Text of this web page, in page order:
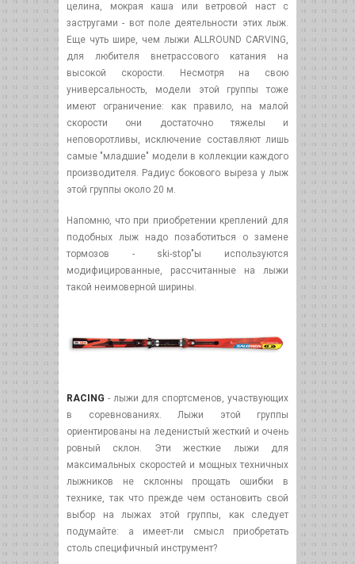
целина, мокрая каша или ветровой наст с
застругами - вот поле деятельности этих лыж.
Еще чуть шире, чем лыжи ALLROUND CARVING,
для любителя внетрассового катания на
высокой скорости. Несмотря на свою
универсальность, модели этой группы тоже
имеют ограничение: как правило, на малой
скорости они достаточно тяжелы и
неповоротливы, исключение составляют лишь
самые "младшие" модели в коллекции каждого
производителя. Радиус бокового выреза у лыж
этой группы около 20 м.
Напомню, что при приобретении креплений для
подобных лыж надо позаботиться о замене
тормозов - ski-stop"ы используются
модифицированные, рассчитанные на лыжи
такой неимоверной ширины.
RACING - лыжи для спортсменов, участвующих
в соревнованиях. Лыжи этой группы
ориентированы на леденистый жесткий и очень
ровный склон. Эти жесткие лыжи для
максимальных скоростей и мощных техничных
лыжников не склонны прощать ошибки в
технике, так что прежде чем остановить свой
выбор на лыжах этой группы, как следует
подумайте: а имеет-ли смысл приобретать
столь специфичный инструмент?